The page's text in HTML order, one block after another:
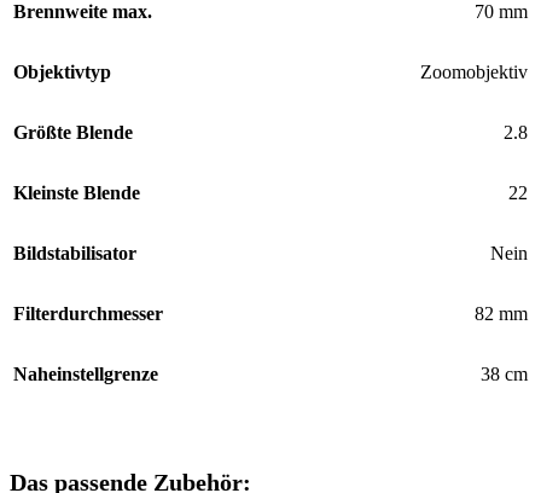
Brennweite max. 70 mm
Objektivtyp Zoomobjektiv
Größte Blende 2.8
Kleinste Blende 22
Bildstabilisator Nein
Filterdurchmesser 82 mm
Naheinstellgrenze 38 cm
Das passende Zubehör: